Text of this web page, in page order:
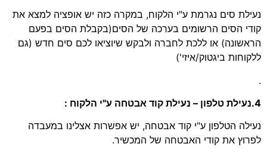
נעילת סים נגרמת ע"י הלקוח, במקרה כזה יש אופציה למצא את
קודי הסים הרשומים בערכה של הסים(בקבלת הסים בפעם
הראשונה) או ללכת לחברה ולבקש שיוציאו לכם סים חדש (גם
ללקוחות ביגטוק/איזי')
.
4.נעילת טלפון – נעילת קוד אבטחה ע"י הלקוח :
נעילה הטלפון ע"י קוד אבטחה, יש אפשרות אצלינו במעבדה
לפרוץ את קודי האבטחה של המכשיר.